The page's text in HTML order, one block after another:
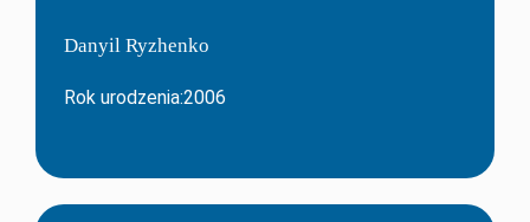
Danyil Ryzhenko
Rok urodzenia:2006